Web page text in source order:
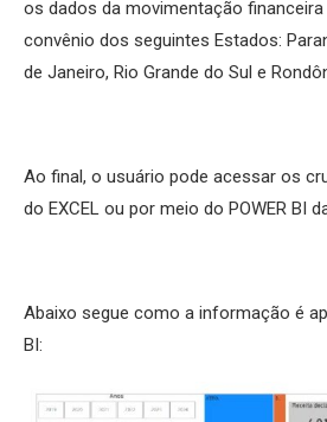
os dados da movimentação
convênio dos seguintes Estados:
de Janeiro, Rio Grande do Sul e
Ao final, o usuário pode acessar os
do EXCEL ou por meio do POWER BI
Abaixo segue como a informação é
BI: